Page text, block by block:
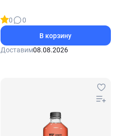
0
0
В корзину
Доставим08.08.2026